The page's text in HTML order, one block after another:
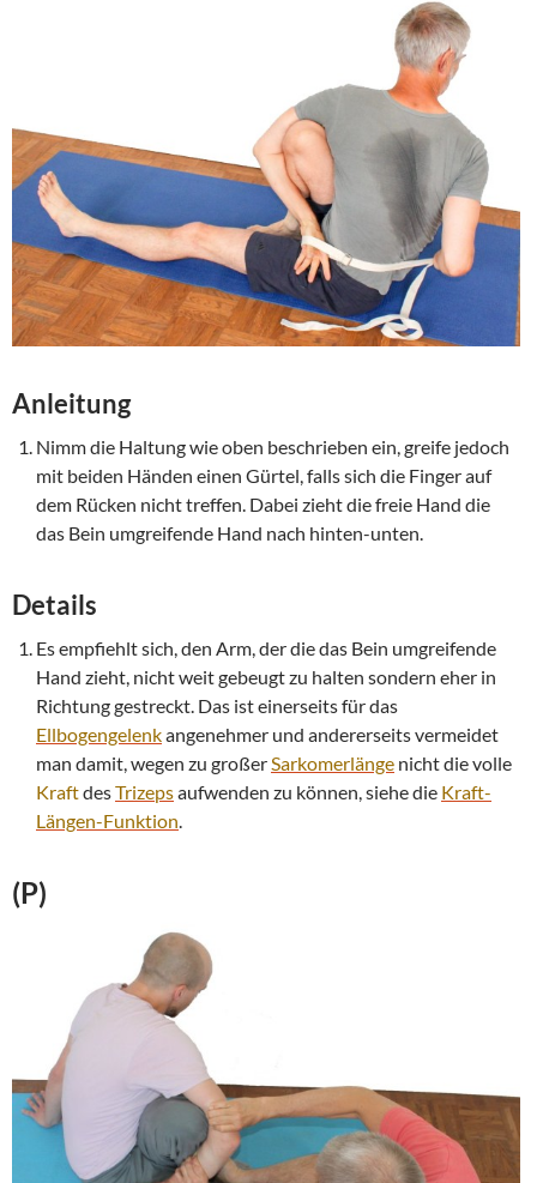
Anleitung
Nimm die Haltung wie oben beschrieben ein, greife jedoch
mit beiden Händen einen Gürtel, falls sich die Finger auf
dem Rücken nicht treffen. Dabei zieht die freie Hand die
das Bein umgreifende Hand nach hinten-unten.
Details
Es empfiehlt sich, den Arm, der die das Bein umgreifende
Hand zieht, nicht weit gebeugt zu halten sondern eher in
Richtung gestreckt. Das ist einerseits für das
Ellbogengelenkangenehmer und andererseits vermeidet
man damit, wegen zu großerSarkomerlänge nicht die volle
KraftdesTrizepsaufwenden zu können, siehe die Kraft-
Längen-Funktion.
(P)